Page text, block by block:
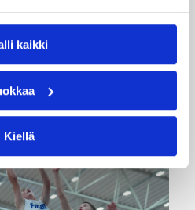
kaikki
Kiellä
22 pisteen
pelaa Tukholmassa vielä
vastaan tulee